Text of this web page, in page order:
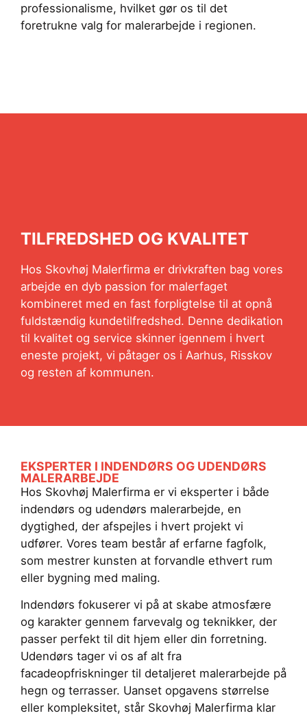
professionalisme, hvilket gør os til det
foretrukne valg for malerarbejde i regionen.
TILFREDSHED OG KVALITET
Hos Skovhøj Malerfirma er drivkraften bag vores
arbejde en dyb passion for malerfaget
kombineret med en fast forpligtelse til at opnå
fuldstændig kundetilfredshed. Denne dedikation
til kvalitet og service skinner igennem i hvert
eneste projekt, vi påtager os i Aarhus, Risskov
og resten af kommunen.
EKSPERTER I INDENDØRS OG UDENDØRS
MALERARBEJDE
Hos Skovhøj Malerfirma er vi eksperter i både
indendørs og udendørs malerarbejde, en
dygtighed, der afspejles i hvert projekt vi
udfører. Vores team består af erfarne fagfolk,
som mestrer kunsten at forvandle ethvert rum
eller bygning med maling.
Indendørs fokuserer vi på at skabe atmosfære
og karakter gennem farvevalg og teknikker, der
passer perfekt til dit hjem eller din forretning.
Udendørs tager vi os af alt fra
facadeopfriskninger til detaljeret malerarbejde på
hegn og terrasser. Uanset opgavens størrelse
eller kompleksitet, står Skovhøj Malerfirma klar